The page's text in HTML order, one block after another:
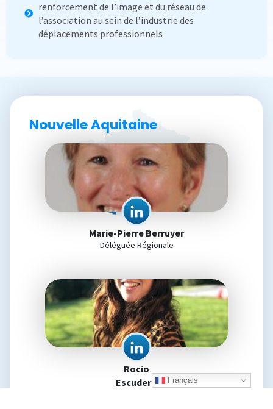
renforcement de l’image et du réseau de
l’association au sein de l’industrie des
déplacements professionnels
Nouvelle Aquitaine
Marie-Pierre Berruyer
Déléguée Régionale
Rocio
Escudero
Français